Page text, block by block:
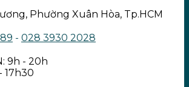
Phường Xuân Hòa, Tp.HCM
- 028 3930 2028
9h - 20h
17h30